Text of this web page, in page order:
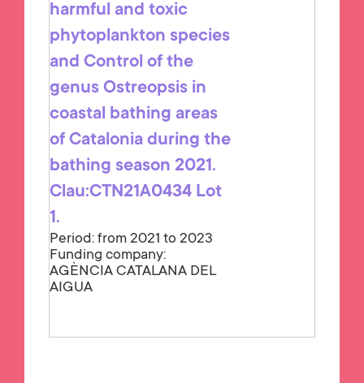
harmful and toxic
phytoplankton species
and Control of the
genus Ostreopsis in
coastal bathing areas
of Catalonia during the
bathing season 2021.
Clau:CTN21A0434 Lot
1.
Period: from 2021 to 2023
Funding company:
AGÈNCIA CATALANA DEL
AIGUA